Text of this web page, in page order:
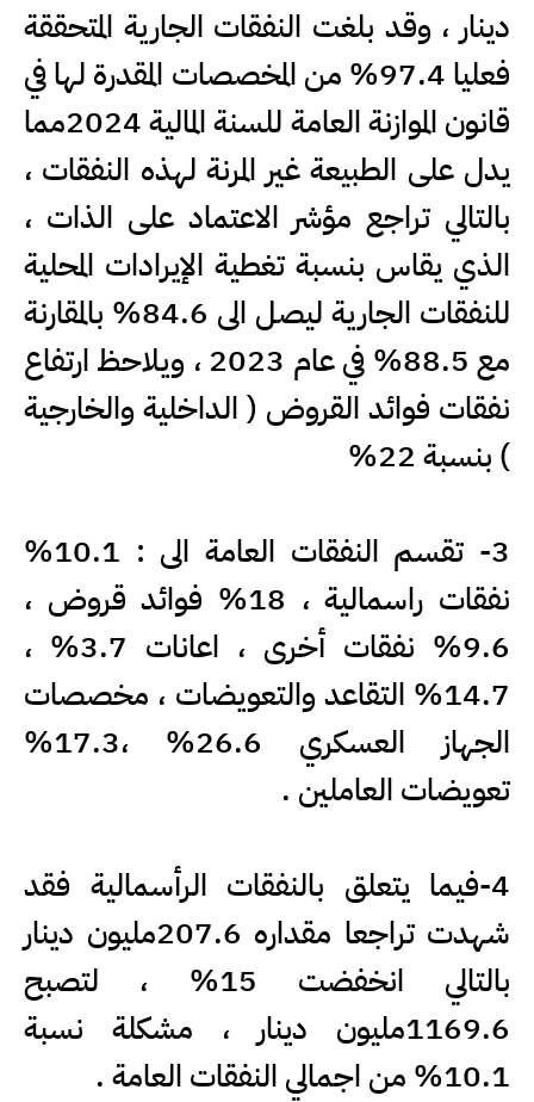
دينار ، وقد بلغت النفقات الجارية المتحققة
فعليا 97.4% من المخصصات المقدرة لها في
قانون الموازنة العامة للسنة المالية 2024مما
يدل على الطبيعة غير المرنة لهذه النفقات ،
بالتالي تراجع مؤشر الاعتماد على الذات ،
الذي يقاس بنسبة تغطية الإيرادات المحلية
للنفقات الجارية ليصل الى 84.6% بالمقارنة
مع 88.5% في عام 2023 ، ويلاحظ ارتفاع
نفقات فوائد القروض ( الداخلية والخارجية
) بنسبة 22%
3- تقسم النفقات العامة الى : 10.1%
نفقات راسمالية ، 18% فوائد قروض ،
9.6% نفقات أخرى ، اعانات 3.7% ،
14.7% التقاعد والتعويضات ، مخصصات
الجهاز العسكري 26.6% ،17.3%
تعويضات العاملين .
4-فيما يتعلق بالنفقات الرأسمالية فقد
شهدت تراجعا مقداره 207.6مليون دينار
بالتالي انخفضت 15% ، لتصبح
1169.6مليون دينار ، مشكلة نسبة
10.1% من اجمالي النفقات العامة .